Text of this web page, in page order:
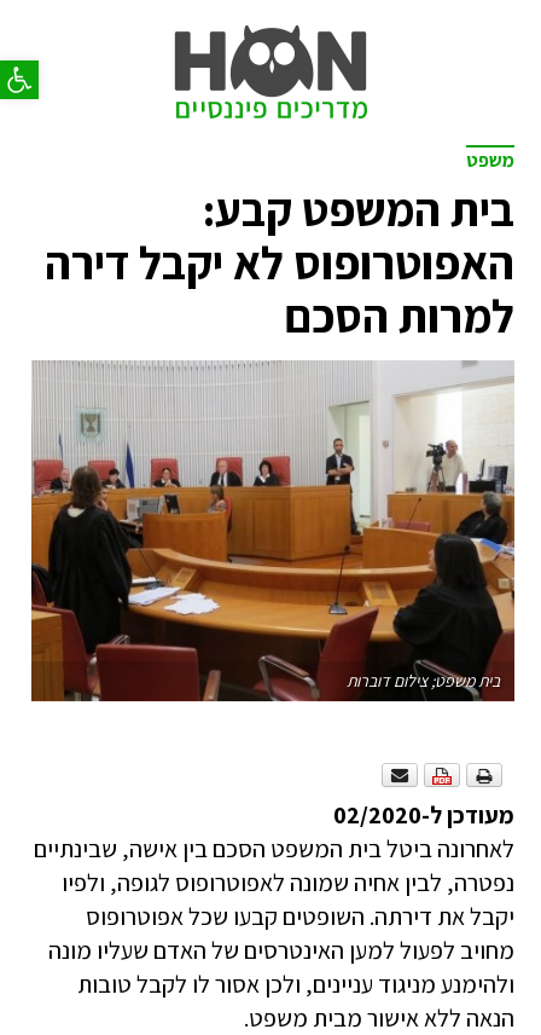
פתח
משפט
בית המשפט קבע:
האפוטרופוס לא יקבל דירה
למרות הסכם
בית משפט; צילום דוברות
מעודכן ל-02/2020
לאחרונה ביטל בית המשפט הסכם בין אישה, שבינתיים
נפטרה, לבין אחיה שמונה לאפוטרופוס לגופה, ולפיו
יקבל את דירתה. השופטים קבעו שכל אפוטרופוס
מחויב לפעול למען האינטרסים של האדם שעליו מונה
ולהימנע מניגוד עניינים, ולכן אסור לו לקבל טובות
הנאה ללא אישור מבית משפט.